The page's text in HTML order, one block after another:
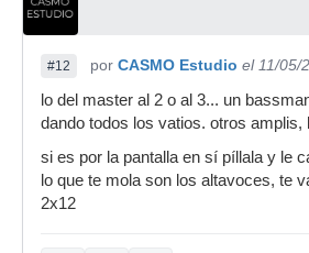
#12 por CASMO Estudio el 11/05/
lo del master al 2 o al 3... un
dando todos los vatios. otros amplis,
si es por la pantalla en sí píllala y le
lo que te mola son los altavoces, te
2x12